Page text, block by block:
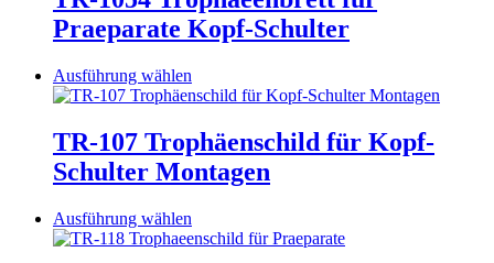
Produktseite
gewählt
werden
Varianten
auf.
können
der
Produktseite
gewählt
werden
Praeparate Kopf-Schulter
Ausführung wählen
Produkt
mehrere
Varianten
auf.
können
auf
TR-107 Trophäenschild für Kopf-
Schulter Montagen
Ausführung wählen
Produkt